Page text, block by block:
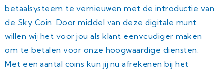
betaalsysteem te vernieuwen met de introductie van
de Sky Coin. Door middel van deze digitale munt
willen wij het voor jou als klant eenvoudiger maken
om te betalen voor onze hoogwaardige diensten.
Met een aantal coins kun jij nu afrekenen bij het